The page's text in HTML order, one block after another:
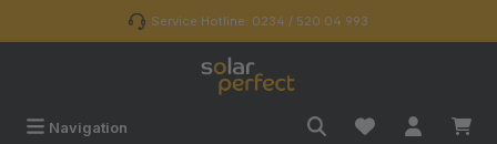
Zum Hauptinhalt springenService Hotline: 0234 / 520 04 993
Navigation